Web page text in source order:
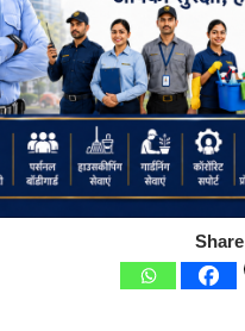
Share